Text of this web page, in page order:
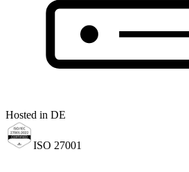
Hosted in DE
ISO 27001